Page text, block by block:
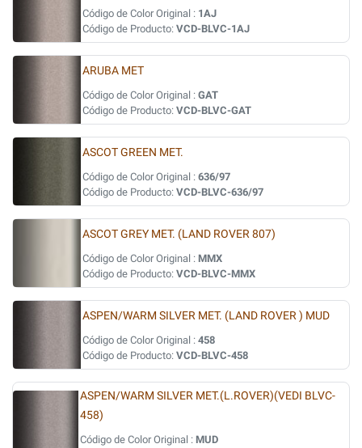
Código de Color Original : 1AJ
Código de Producto: VCD-BLVC-1AJ
ARUBA MET
Código de Color Original : GAT
Código de Producto: VCD-BLVC-GAT
ASCOT GREEN MET.
Código de Color Original : 636/97
Código de Producto: VCD-BLVC-636/97
ASCOT GREY MET. (LAND ROVER 807)
Código de Color Original : MMX
Código de Producto: VCD-BLVC-MMX
ASPEN/WARM SILVER MET. (LAND ROVER ) MUD
Código de Color Original : 458
Código de Producto: VCD-BLVC-458
ASPEN/WARM SILVER MET.(L.ROVER)(VEDI BLVC-
458)
Código de Color Original : MUD